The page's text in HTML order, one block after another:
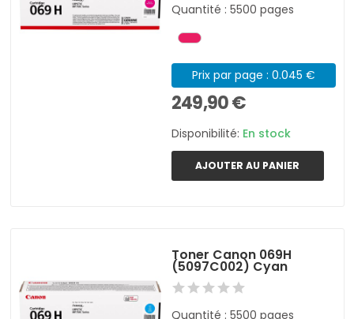
Quantité : 5500 pages
Prix par page : 0.045 €
249,90 €
Disponibilité: En stock
AJOUTER AU PANIER
Toner Canon 069H
(5097C002) Cyan
Quantité : 5500 pages